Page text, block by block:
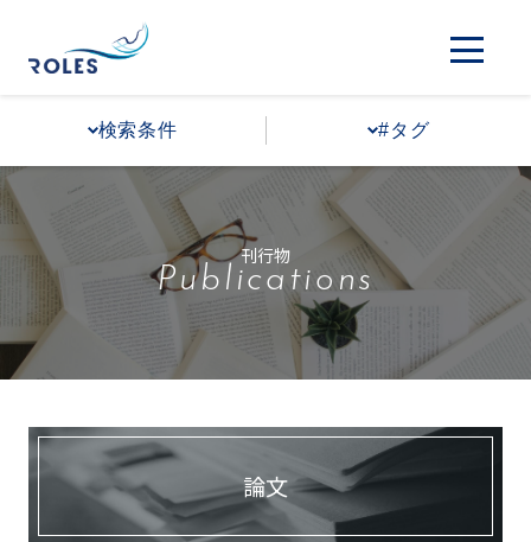
検索条件 #タグ
刊行物
Publications
論文